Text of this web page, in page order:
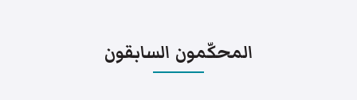
المحكّمون السابقون